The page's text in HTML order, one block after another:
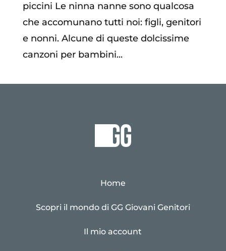
piccini Le ninna nanne sono qualcosa
che accomunano tutti noi: figli, genitori
e nonni. Alcune di queste dolcissime
canzoni per bambini...
Home
Scopri il mondo di GG Giovani Genitori
Il mio account